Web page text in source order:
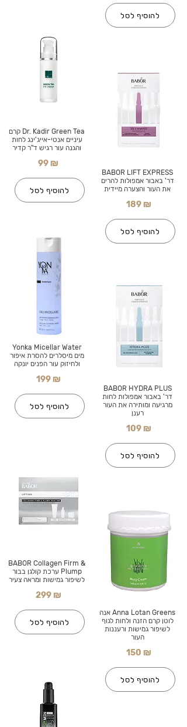
Dr. Kadir Green Tea קרם
עיניים אנטי-אייג'ינג לחות
והגנה עור רגיש ד"ר קדיר
99 ₪
להוסיף לסל
Yonka Micellar Water
מים מיסלרים להסרת איפור
ולחיזוק עור הפנים יונקה
199 ₪
להוסיף לסל
BABOR Collagen Firm &
Plump ערכת קולגן בבור
לשיפור גמישות ומראה צעיר
299 ₪
להוסיף לסל
להוסיף לסל
BABOR LIFT EXPRESS
דר' באבור אמפולות להרים
את העור והצערה מיידית
189 ₪
להוסיף לסל
BABOR HYDRA PLUS
דר' באבור אמפולות לחות
מרגיעה ומותירה את העור
רענן
109 ₪
להוסיף לסל
Anna Lotan Greens אנה
לוטן קרם הזנה ולחות לגוף
לשיפור גמישות ורעננות
העור
150 ₪
להוסיף לסל